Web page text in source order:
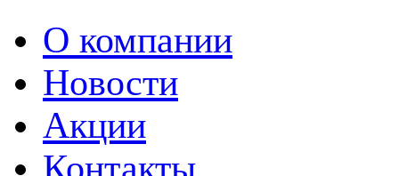
О компании
Новости
Акции
Контакты